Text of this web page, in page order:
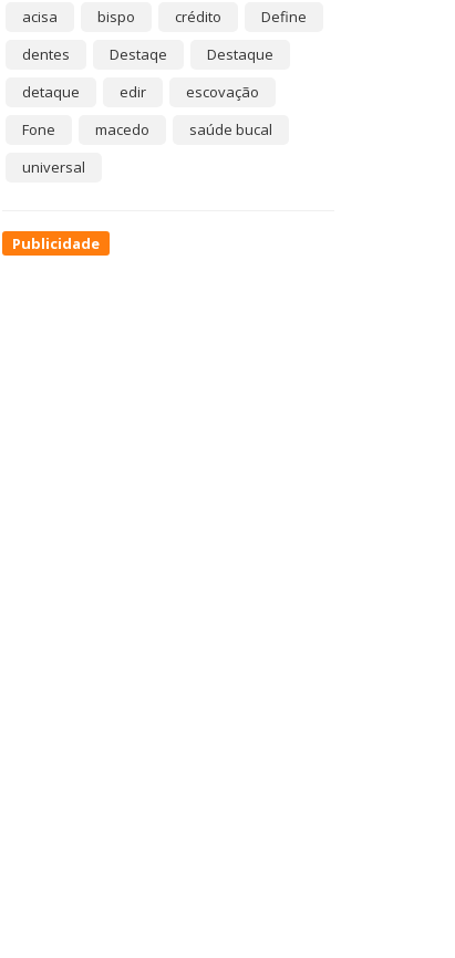
acisa
bispo crédito
Define
dentes
Destaqe
Destaque
detaque
edir
escovação
Fone
macedo
saúde bucal
universal
Publicidade